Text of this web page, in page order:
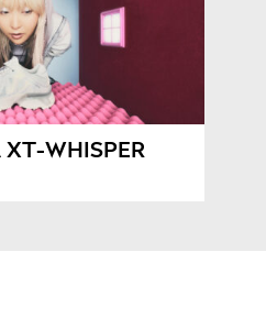
XT-WHISPER